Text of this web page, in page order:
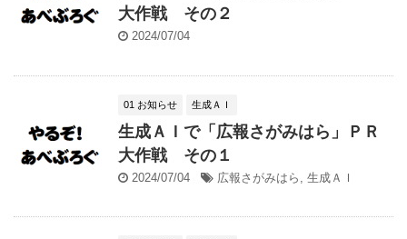
大作戦 その２
2024/07/04
01 お知らせ 生成ＡＩ
生成ＡＩで「広報さがみはら」ＰＲ
大作戦 その１
2024/07/04 広報さがみはら 生成ＡＩ